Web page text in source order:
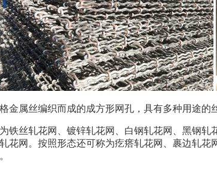
属丝编织而成的成方形网孔，具有多种用途的
铁丝轧花网、镀锌轧花网、白钢轧花网、黑钢
花网。按照形态还可称为疙瘩轧花网、裹边轧